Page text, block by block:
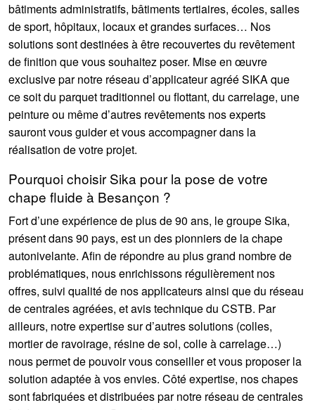
bâtiments administratifs, bâtiments tertiaires, écoles, salles
de sport, hôpitaux, locaux et grandes surfaces… Nos
solutions sont destinées à être recouvertes du revêtement
de finition que vous souhaitez poser. Mise en œuvre
exclusive par notre réseau d’applicateur agréé SIKA que
ce soit du parquet traditionnel ou flottant, du carrelage, une
peinture ou même d’autres revêtements nos experts
sauront vous guider et vous accompagner dans la
réalisation de votre projet.
Pourquoi choisir Sika pour la pose de votre
chape fluide à Besançon ?
Fort d’une expérience de plus de 90 ans, le groupe Sika,
présent dans 90 pays, est un des pionniers de la chape
autonivelante. Afin de répondre au plus grand nombre de
problématiques, nous enrichissons régulièrement nos
offres, suivi qualité de nos applicateurs ainsi que du réseau
de centrales agréées, et avis technique du CSTB. Par
ailleurs, notre expertise sur d’autres solutions (colles,
mortier de ravoirage, résine de sol, colle à carrelage…)
nous permet de pouvoir vous conseiller et vous proposer la
solution adaptée à vos envies. Côté expertise, nos chapes
sont fabriquées et distribuées par notre réseau de centrales